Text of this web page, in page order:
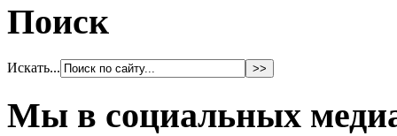
Поиск
Искать...
Мы в социальных